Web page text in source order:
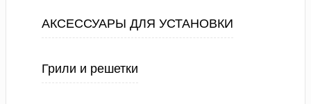
АКСЕССУАРЫ ДЛЯ УСТАНОВКИ
Грили и решетки